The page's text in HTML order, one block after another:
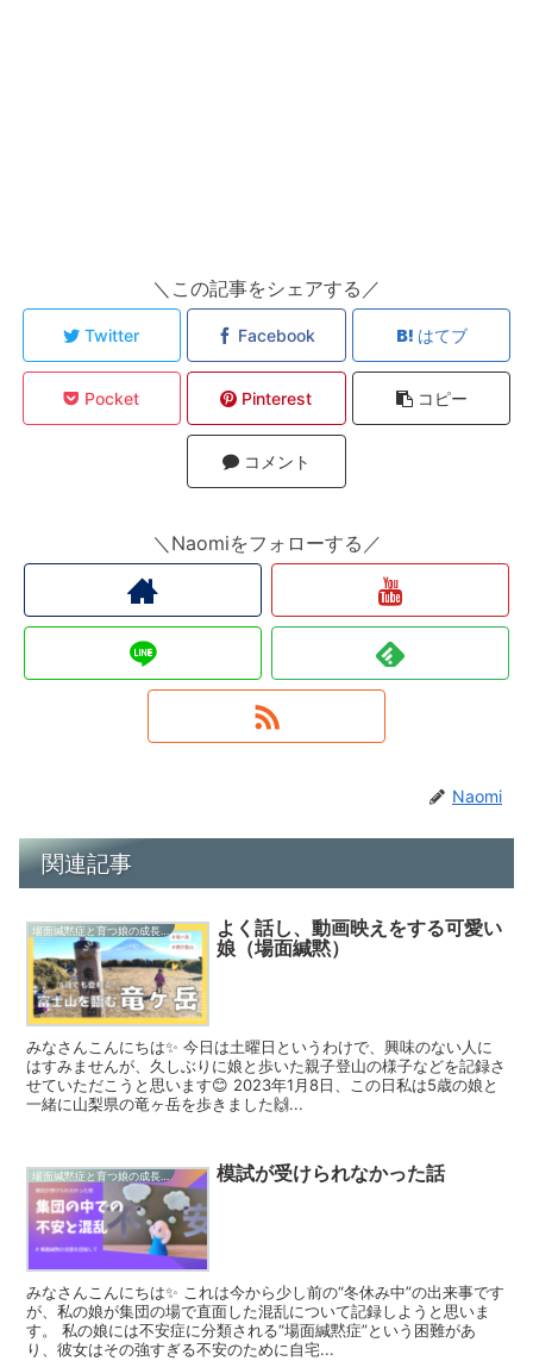
＼この記事をシェアする／
Twitter Facebook はてブ
Pocket Pinterest コピー
コメント
＼Naomiをフォローする／
Naomi
関連記事
場面緘黙症と育つ娘の成長記録
よく話し、動画映えをする可愛い
娘（場面緘黙）
みなさんこんにちは✨ 今日は土曜日というわけで、興味のない人に
はすみませんが、久しぶりに娘と歩いた親子登山の様子などを記録さ
せていただこうと思います😊 2023年1月8日、この日私は5歳の娘と
一緒に山梨県の竜ヶ岳を歩きました🙌...
場面緘黙症と育つ娘の成長記録 模試が受けられなかった話
みなさんこんにちは✨ これは今から少し前の“冬休み中”の出来事です
が、私の娘が集団の場で直面した混乱について記録しようと思いま
す。 私の娘には不安症に分類される“場面緘黙症”という困難があ
り、彼女はその強すぎる不安のために自宅...